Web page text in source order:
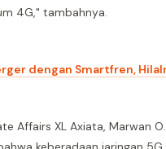
4G," tambahnya.
dengan Smartfren,
Affairs XL Axiata, Marwan